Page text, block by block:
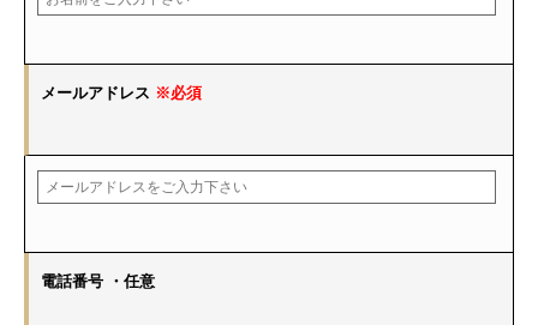
メールアドレス ※必須
電話番号 ・任意